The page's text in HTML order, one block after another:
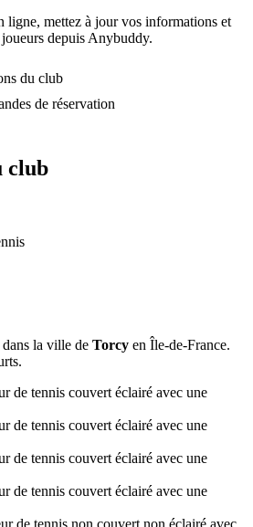
ligne, mettez à jour vos informations et
depuis Anybuddy.
du club
de réservation
club
dans la ville de Torcy en Île-de-France.
de tennis couvert éclairé avec une
de tennis couvert éclairé avec une
de tennis couvert éclairé avec une
de tennis couvert éclairé avec une
de tennis non couvert non éclairé avec